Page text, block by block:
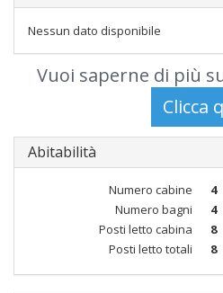
Nessun dato disponibile
Vuoi saperne di più
Abitabilità
Numero cabine
4
Numero bagni
4
Posti letto cabina
8
Posti letto totali
8